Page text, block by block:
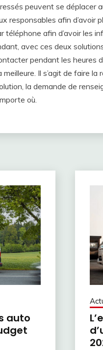
peuvent se déplacer
responsables afin d’avoir
téléphone afin d’avoir les
avec ces deux
pendant les heures
Il s’agit de faire
la demande de
où.
auto